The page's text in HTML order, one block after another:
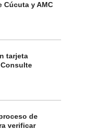
Cúcuta y AMC
tarjeta
de
verificar